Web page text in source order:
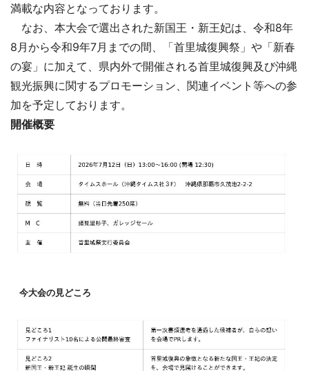
満載な内容となっております。
なお、本大会で選出された新国王・新王妃は、令和8年
8月から令和9年7月までの間、「首里城復興祭」や「新春
の宴」に加えて、県内外で開催される首里城復興及び沖縄
観光振興に関するプロモーション、関連イベント等への参
加を予定しております。
開催概要
今大会の見どころ